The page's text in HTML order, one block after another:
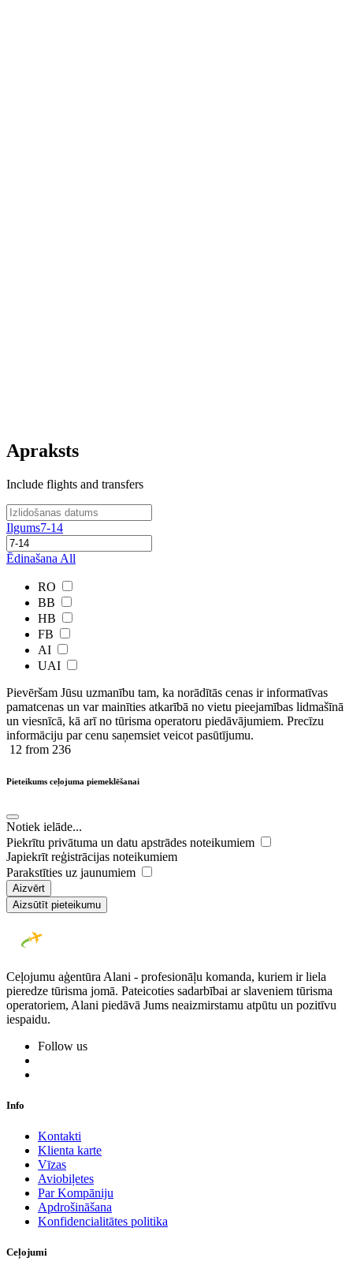
Apraksts
Include flights and transfers
Ilgums7-14
Ēdinašana All
RO
BB
HB
FB
AI
UAI
Pievēršam Jūsu uzmanību tam, ka norādītās cenas ir ​informatīvas ​
pamatcenas un var mainīties atkarībā ​no ​vietu pieejamības lidmašīnā
un viesnīcā, kā arī no tūrisma operatoru piedāvājumiem. Precīzu
informāciju par cenu saņemsiet veicot pasūtījumu.
12 from 236
Pieteikums ceļojuma piemeklēšanai
Notiek ielāde...
Piekrītu privātuma un datu apstrādes noteikumiem
Japiekrīt reģistrācijas noteikumiem
Parakstīties uz jaunumiem
Aizvērt
Aizsūtīt pieteikumu
Ceļojumu aģentūra Alani - profesionāļu komanda, kuriem ir liela
pieredze tūrisma jomā. Pateicoties sadarbībai ar slaveniem tūrisma
operatoriem, Alani piedāvā Jums neaizmirstamu atpūtu un pozitīvu
iespaidu.
Follow us
Info
Kontakti
Klienta karte
Vīzas
Aviobiļetes
Par Kompāniju
Apdrošināšana
Konfidencialitātes politika
Ceļojumi